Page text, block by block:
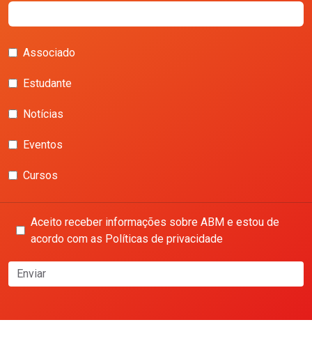
Associado
Estudante
Notícias
Eventos
Cursos
Aceito receber informações sobre ABM e estou de
acordo com as Políticas de privacidade
Enviar